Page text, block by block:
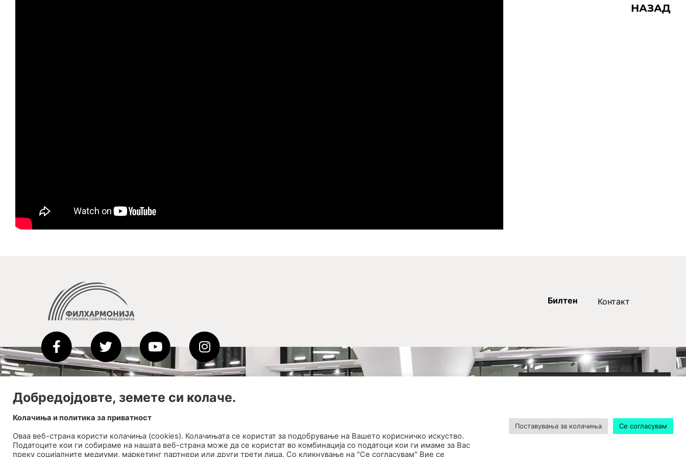
НАЗАД
Билтен Контакт
00:00
Добредојдовте, земете си колаче.
Колачиња и политика за приватност
Оваа веб-странa користи колачиња (cookies). Колачињата се користат за подобрување на Вашето корисничко искуство.
Податоците кои ги собираме на нашата веб-страна може да се користат во комбинација со податоци кои ги имаме за Вас
преку социјалните медиуми, маркетинг партнери или други трети лица. Со кликнување на "Се согласувам" Вие се
Поставувања за колачиња Се согласувам